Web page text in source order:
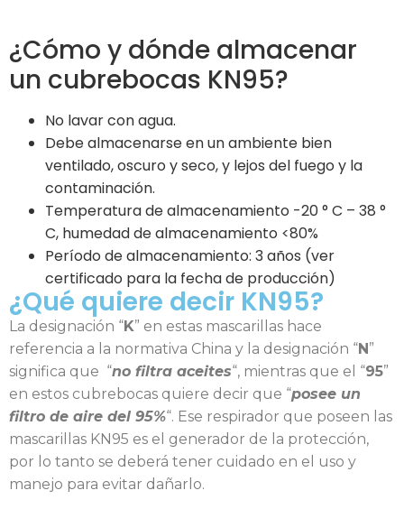
¿Cómo y dónde almacenar
un cubrebocas KN95?
No lavar con agua.
Debe almacenarse en un ambiente bien
ventilado, oscuro y seco, y lejos del fuego y la
contaminación.
Temperatura de almacenamiento -20 ° C – 38 °
C, humedad de almacenamiento <80%
Período de almacenamiento: 3 años (ver
certificado para la fecha de producción)
¿Qué quiere decir KN95?
La designación “K” en estas mascarillas hace
referencia a la normativa China y la designación “N”
significa que “no filtra aceites“, mientras que el “95”
en estos cubrebocas quiere decir que “posee un
filtro de aire del 95%“. Ese respirador que poseen las
mascarillas KN95 es el generador de la protección,
por lo tanto se deberá tener cuidado en el uso y
manejo para evitar dañarlo.